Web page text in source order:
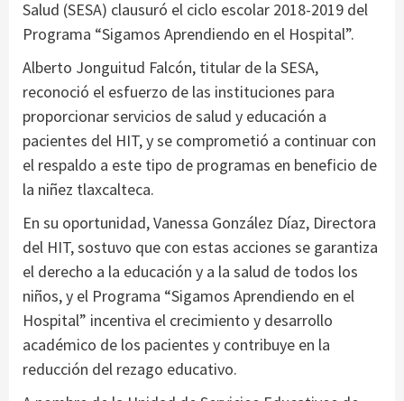
Salud (SESA) clausuró el ciclo escolar 2018-2019 del
Programa “Sigamos Aprendiendo en el Hospital”.
Alberto Jonguitud Falcón, titular de la SESA,
reconoció el esfuerzo de las instituciones para
proporcionar servicios de salud y educación a
pacientes del HIT, y se comprometió a continuar con
el respaldo a este tipo de programas en beneficio de
la niñez tlaxcalteca.
En su oportunidad, Vanessa González Díaz, Directora
del HIT, sostuvo que con estas acciones se garantiza
el derecho a la educación y a la salud de todos los
niños, y el Programa “Sigamos Aprendiendo en el
Hospital” incentiva el crecimiento y desarrollo
académico de los pacientes y contribuye en la
reducción del rezago educativo.